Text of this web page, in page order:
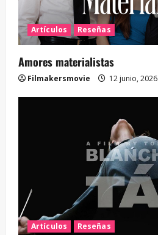
Artículos Reseñas
Amores materialistas
Filmakersmovie 12 junio, 2026
Artículos Reseñas